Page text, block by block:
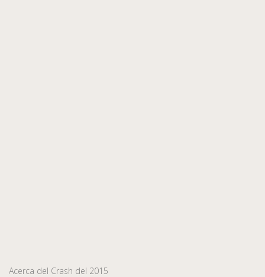
Acerca del Crash del 2015